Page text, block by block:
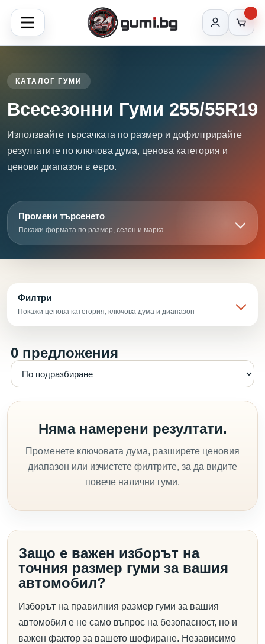
КАТАЛОГ ГУМИ
Всесезонни Гуми 255/55R19
Използвайте търсачката по размер и дофилтрирайте
резултатите по ключова дума, ценова категория и
ценови диапазон в евро.
Промени търсенето
Покажи формата по размер, сезон и марка
Филтри
Покажи ценова категория, ключова дума и диапазон
0 предложения
Няма намерени резултати.
Променете ключовата дума, разширете ценовия
диапазон или изчистете филтрите, за да видите
повече налични гуми.
Защо е важен изборът на
точния размер гуми за вашия
автомобил?
Изборът на правилния размер гуми за вашия
автомобил е не само въпрос на безопасност, но и
важен фактор за вашето шофиране. Независимо